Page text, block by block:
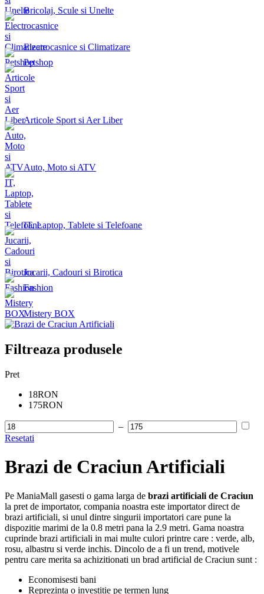
Bricolaj, Scule si Unelte
Electrocasnice si Climatizare
Petshop
Articole Sport si Aer Liber
Auto, Moto si ATV
IT, Laptop, Tablete si Telefoane
Jucarii, Cadouri si Birotica
Fashion
Mistery BOX
Filtreaza produsele
Pret
18RON
175RON
–
Resetati
Brazi de Craciun Artificiali
Pe ManiaMall gasesti o gama larga de brazi artificiali de Craciun
la pret de importator, compania noastra este importator direct de
brazi artificiali, si unul dintre singurii importatori care pune la
dispozitie marimi de la 0.8 metri pana la 2.9 metri. Gama noastra
cuprinde brazi artificiali in mai multe culori printre care : verde, alb,
rosu, albastru si verde inchis. Dincolo de a fi un trend, motivele
pentru care merita sa achizitionati un brad artificial de Craciun sunt :
Economisesti bani
Reprezinta o investitie pe termen lung